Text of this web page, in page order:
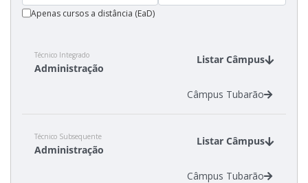
Como posso estudar no IFSC?
Calendário de inscrições
Cotas
Apenas cursos a distância (EaD)
Técnico Integrado
Administração
Listar Câmpus
Câmpus Tubarão
Técnico Subsequente
Administração
Listar Câmpus
Câmpus Tubarão